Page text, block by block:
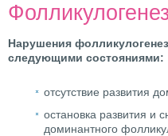
Нарушения
следующими состояниями:
отсутствие развития
остановка развития и
доминантного